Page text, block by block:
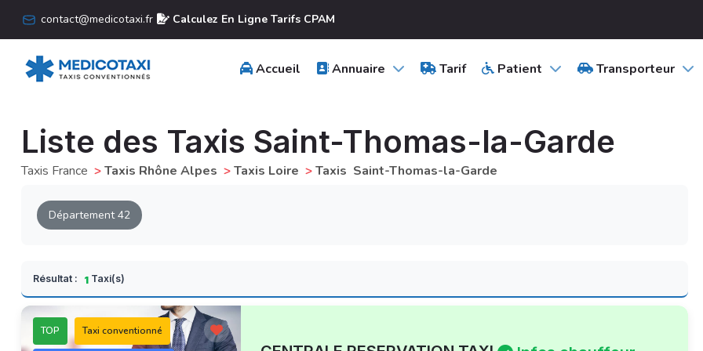
contact@medicotaxi.fr Calculez En Ligne Tarifs CPAM
Accueil Annuaire Tarif Patient Transporteur
Liste des Taxis Saint-Thomas-la-Garde
Taxis France >Taxis Rhône Alpes >Taxis Loire >Taxis Saint-Thomas-la-Garde
Département 42
Résultat : 1 Taxi(s)
TOP Taxi conventionné